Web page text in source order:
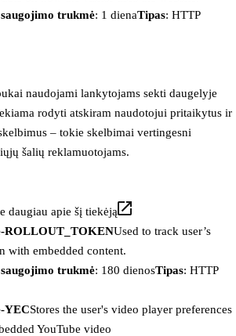
trukmė: 1 dienaTipas: HTTP
naudojami lankytojams sekti daugelyje
rodyti atskiram naudotojui pritaikytus ir
– tokie skelbimai vertingesni
šalių reklamuotojams.
daugiau apie šį tiekėją
ROLLOUT_TOKENUsed to track user’s
with embedded content.
trukmė: 180 dienosTipas: HTTP
YECStores the user's video player preferences
YouTube video